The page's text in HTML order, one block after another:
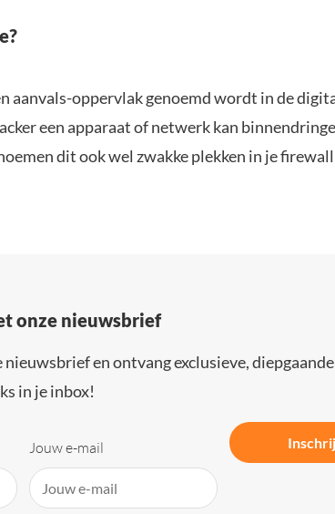
aanvals-oppervlak genoemd wordt in de
een apparaat of netwerk kan
dit ook wel zwakke plekken in je
onze nieuwsbrief
nieuwsbrief en ontvang exclusieve,
in je inbox!
Jouw e-mail